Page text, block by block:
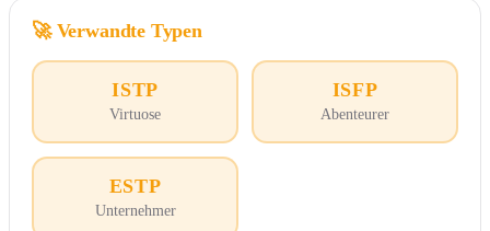
🚀 Verwandte Typen
ISTP
Virtuose
ISFP
Abenteurer
ESTP
Unternehmer